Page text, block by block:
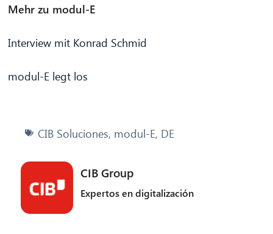
Mehr zu modul-E
Interview mit Konrad Schmid
modul-E legt los
CIB Soluciones, modul-E, DE
CIB Group
Expertos en digitalización
¡Hola! ¿Qué puedo hacer por ti?